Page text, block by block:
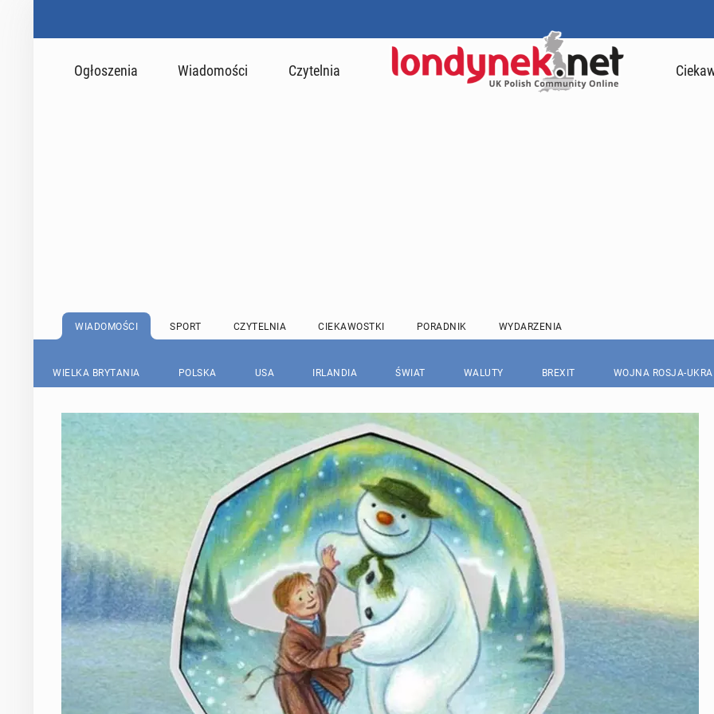
Ogłoszenia Wiadomości Czytelnia
WIADOMOŚCI SPORT CZYTELNIA CIEKAWOSTKI PORADNIK WYDARZENIA
WIELKA BRYTANIA POLSKA USA IRLANDIA ŚWIAT WALUTY BREXIT WOJNA ROSJA-